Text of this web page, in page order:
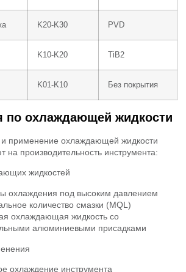
K20-K30 PVD
K10-K20 TiB2
K01-K10 Без покрытия
по охлаждающей жидкости
применение охлаждающей жидкости
на производительность инструмента:
жидкостей
охлаждения под высоким давлением
количество смазки (MQL)
охлаждающая жидкость со
алюминиевыми присадками
охлаждение инструмента